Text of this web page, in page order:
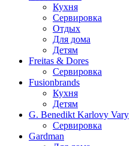
Кухня
Сервировка
Отдых
Для дома
Детям
Freitas & Dores
Сервировка
Fusionbrands
Кухня
Детям
G. Benedikt Karlovy Vary
Сервировка
Gardman